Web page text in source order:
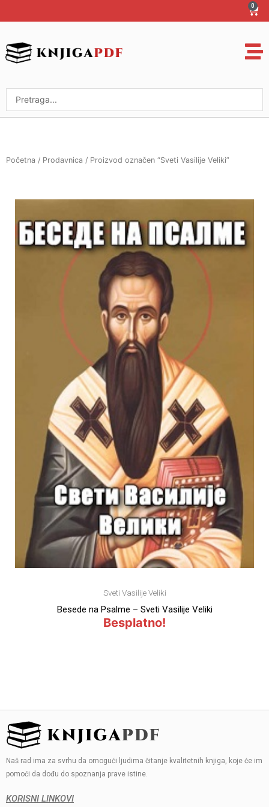
0
Cart
Search
Početna / Prodavnica / Proizvod označen “Sveti Vasilije Veliki”
Besede na Psalme – Sveti Vasilije Veliki
Besplatno!
Sveti Vasilije Veliki
Naš rad ima za svrhu da omogući ljudima čitanje kvalitetnih knjiga, koje će im
pomoći da dođu do spoznanja prave istine.
KORISNI LINKOVI